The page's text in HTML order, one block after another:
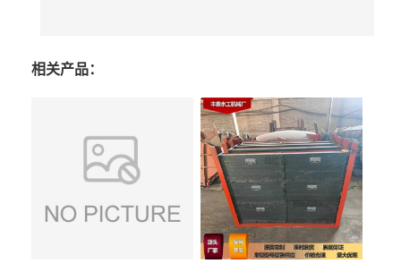
相关产品：